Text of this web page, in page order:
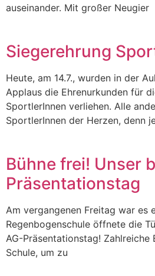
auseinander. Mit großer Neugier
Siegerehrung
Heute, am 14.7., wurden in der
Applaus die Ehrenurkunden für
SportlerInnen verliehen. Alle
SportlerInnen der Herzen, denn
Bühne frei! Unser
Präsentationstag
Am vergangenen Freitag war es
Regenbogenschule öffnete die
AG-Präsentationstag! Zahlreiche
Schule, um zu